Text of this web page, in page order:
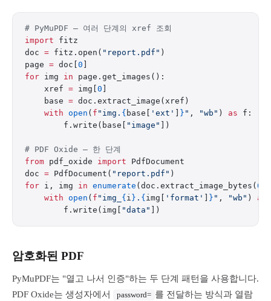
# PyMuPDF — 여러 단계의 xref 조회
import fitz
doc = fitz.open( "report.pdf" )
page = doc[ 0
for img in page.get_images():
    xref
= img[ 0
    base
= doc.extract_image(xref)
    with
open ( f "img. { base[ 'ext' } " , "wb" ) as f:
        f.write(base[
"image" ])
# PDF Oxide — 한 단계
from pdf_oxide import PdfDocument
doc = PdfDocument( "report.pdf" )
for i, img in enumerate (doc.extract_image_bytes( 0
    with
open ( f "img_ { i } . { img[ 'format' } " , "wb" ) as
        f.write(img[
"data" ])
암호화된 PDF
PyMuPDF는 "열고 나서 인증"하는 두 단계 패턴을 사용합니다.
PDF Oxide는 생성자에서
password= 를 전달하는 방식과 열람